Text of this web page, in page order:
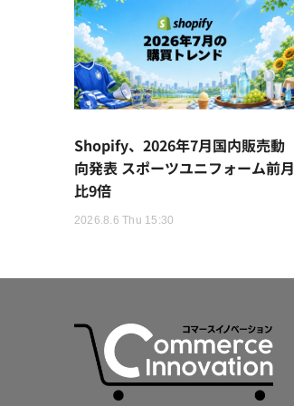
Shopify、2026年7月国内販売動
向発表 スポーツユニフォーム前月
比9倍
2026.8.6 Thu 15:30